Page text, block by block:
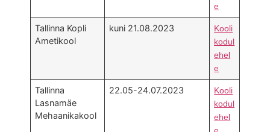
e
Tallinna Kopli
Ametikool
kuni 21.08.2023
Kooli
kodul
ehel
e
Tallinna
Lasnamäe
Mehaanikakool
22.05-24.07.2023
Kooli
kodul
ehel
e